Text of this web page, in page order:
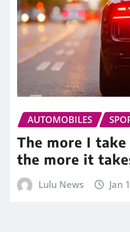
AUTOMOBILES
The more I
the more it
Lulu News Jan